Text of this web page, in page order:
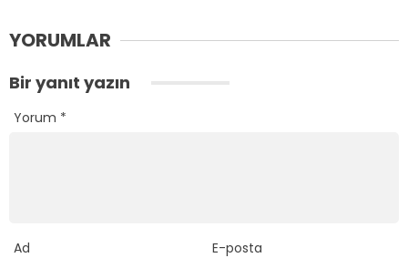
YORUMLAR
Bir yanıt yazın
Yorum *
Ad E-posta